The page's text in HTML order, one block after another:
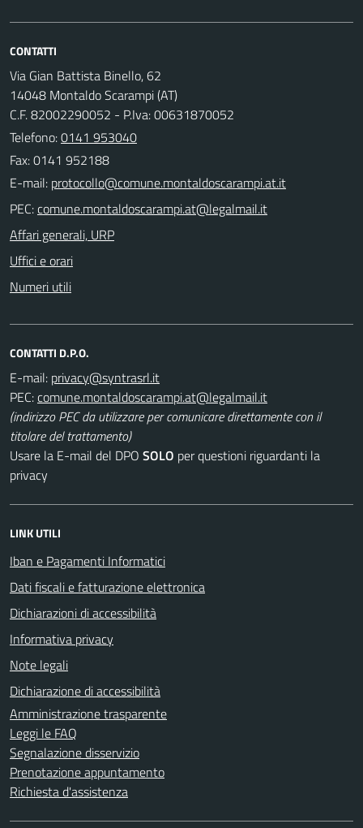
CONTATTI
Via Gian Battista Binello, 62
14048 Montaldo Scarampi (AT)
C.F. 82002290052 - P.Iva: 00631870052
Telefono:0141 953040
Fax: 0141 952188
E-mail:
PEC:
Affari generali, URP
Uffici e orari
Numeri utili
CONTATTI D.P.O.
E-mail:
PEC:
(indirizzo PEC da utilizzare per comunicare direttamente con il
titolare del trattamento)
Usare la E-mail del DPO SOLO per questioni riguardanti la
privacy
LINK UTILI
Iban e Pagamenti Informatici
Dati fiscali e fatturazione elettronica
Dichiarazioni di accessibilità
Informativa privacy
Note legali
Dichiarazione di accessibilità
Amministrazione trasparente
Leggi le FAQ
Segnalazione disservizio
Prenotazione appuntamento
Richiesta d'assistenza